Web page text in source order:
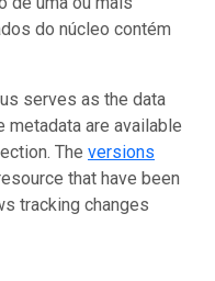
do núcleo contém
serves as the data
metadata are available
The versions
that have been
tracking changes